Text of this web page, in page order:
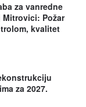
za vanredne
Požar
kvalitet
za 2027.